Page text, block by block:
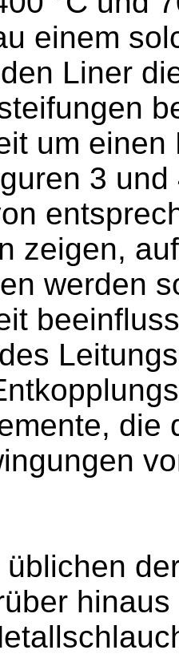
einem
Liner
um
3
zeigen,
werden
die
üblichen